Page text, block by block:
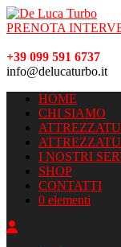
PRENOTA
+39 099 591 6737
info@delucaturbo.it
HOME
CHI SIAMO
I NOSTRI
SHOP
CONTATTI
0 elementi